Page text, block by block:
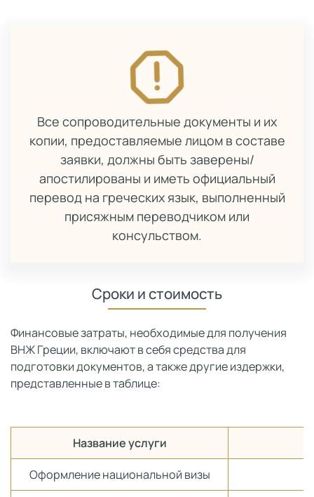
Все сопроводительные документы и их
копии, предоставляемые лицом в составе
заявки, должны быть заверены/
апостилированы и иметь официальный
перевод на греческих язык, выполненный
присяжным переводчиком или
консульством.
Сроки и стоимость
Финансовые затраты, необходимые для получения
ВНЖ Греции, включают в себя средства для
подготовки документов, а также другие издержки,
представленные в таблице:
Название услуги
Оформление национальной визы